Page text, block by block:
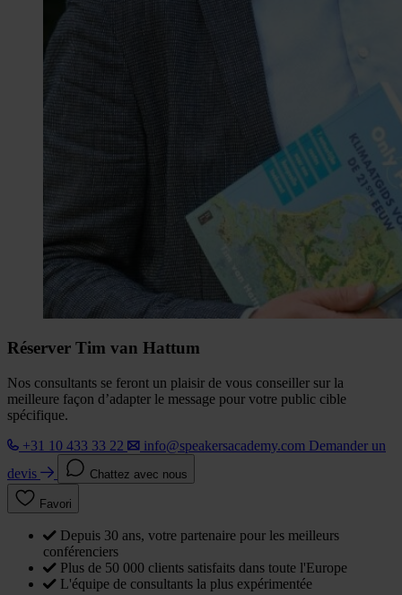
Réserver Tim van Hattum
Nos consultants se feront un plaisir de vous conseiller sur la
meilleure façon d’adapter le message pour votre public cible
spécifique.
+31 10 433 33 22
info@speakersacademy.com Demander un
devis
Chattez avec nous
Favori
Depuis 30 ans, votre partenaire pour les meilleurs
conférenciers
Plus de 50 000 clients satisfaits dans toute l'Europe
L'équipe de consultants la plus expérimentée